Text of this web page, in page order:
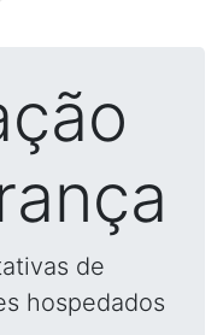
de
hospedados